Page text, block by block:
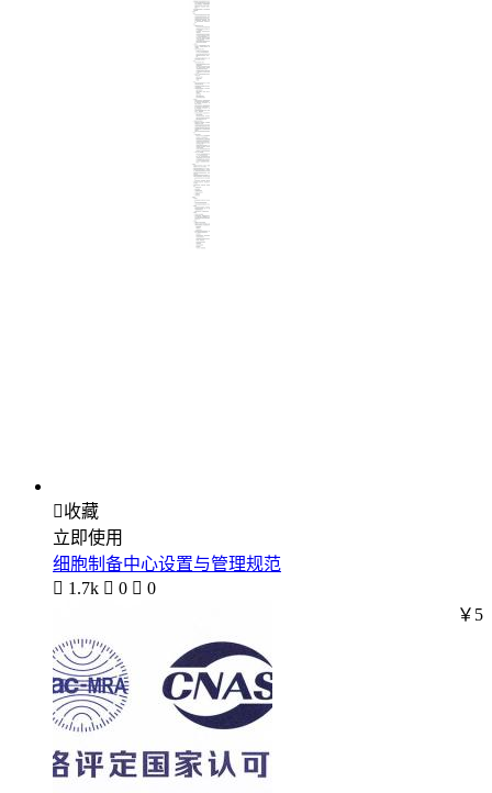
收藏
立即使用
细胞制备中心设置与管理规范
 1.7k  0  0
￥5